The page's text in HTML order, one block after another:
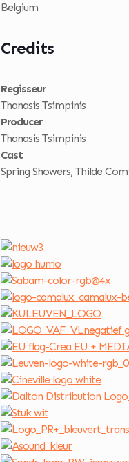
Belgium
Credits
Regisseur
Thanasis Tsimpinis
Producer
Thanasis Tsimpinis
Cast
Spring Showers, Thilde